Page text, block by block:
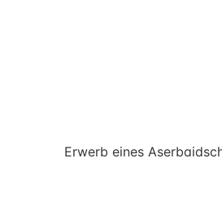
Erwerb eines